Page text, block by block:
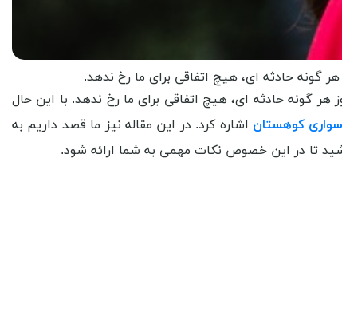
گونه حادثه ای، هیچ اتفاقی برای ما رخ ندهد.
گونه حادثه ای، هیچ اتفاقی برای ما رخ ندهد. با این حال
کوهستان اشاره کرد. در این مقاله نیز ما قصد داریم به
تا در این خصوص نکات مهمی به شما ارائه شود.